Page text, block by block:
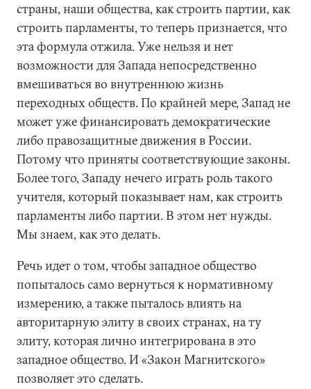
страны, наши общества, как строить партии, как
строить парламенты, то теперь признается, что
эта формула отжила. Уже нельзя и нет
возможности для Запада непосредственно
вмешиваться во внутреннюю жизнь
переходных обществ. По крайней мере, Запад не
может уже финансировать демократические
либо правозащитные движения в России.
Потому что приняты соответствующие законы.
Более того, Западу нечего играть роль такого
учителя, который показывает нам, как строить
парламенты либо партии. В этом нет нужды.
Мы знаем, как это делать.
Речь идет о том, чтобы западное общество
попыталось само вернуться к нормативному
измерению, а также пыталось влиять на
авторитарную элиту в своих странах, на ту
элиту, которая лично интегрирована в это
западное общество. И «Закон Магнитского»
позволяет это сделать.